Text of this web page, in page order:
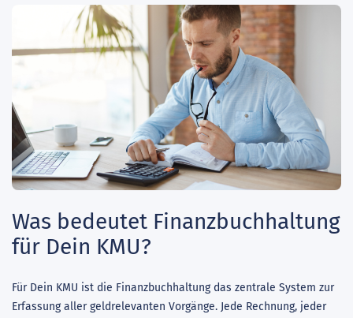
Was bedeutet Finanzbuchhaltung
für Dein KMU?
Für Dein KMU ist die Finanzbuchhaltung das zentrale System zur
Erfassung aller geldrelevanten Vorgänge. Jede Rechnung, jeder